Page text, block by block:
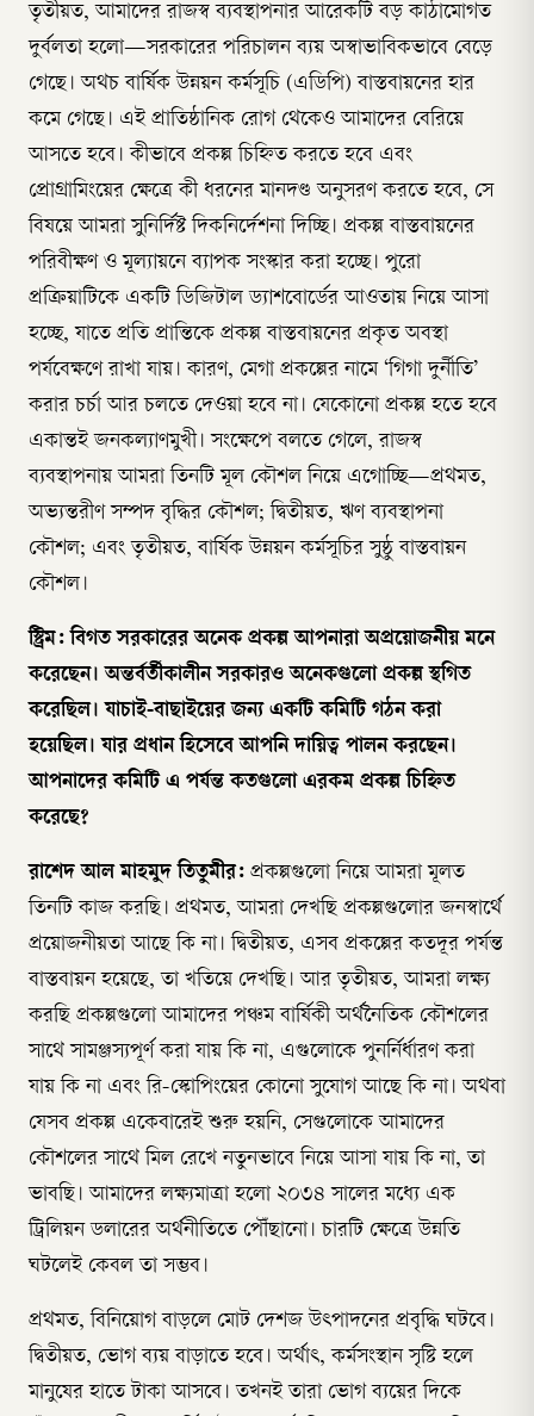
তৃতীয়ত, আমাদের রাজস্ব ব্যবস্থাপনার আরেকটি বড় কাঠামোগত
দুর্বলতা হলো—সরকারের পরিচালন ব্যয় অস্বাভাবিকভাবে বেড়ে
গেছে। অথচ বার্ষিক উন্নয়ন কর্মসূচি (এডিপি) বাস্তবায়নের হার
কমে গেছে। এই প্রাতিষ্ঠানিক রোগ থেকেও আমাদের বেরিয়ে
আসতে হবে। কীভাবে প্রকল্প চিহ্নিত করতে হবে এবং
প্রোগ্রামিংয়ের ক্ষেত্রে কী ধরনের মানদণ্ড অনুসরণ করতে হবে, সে
বিষয়ে আমরা সুনির্দিষ্ট দিকনির্দেশনা দিচ্ছি। প্রকল্প বাস্তবায়নের
পরিবীক্ষণ ও মূল্যায়নে ব্যাপক সংস্কার করা হচ্ছে। পুরো
প্রক্রিয়াটিকে একটি ডিজিটাল ড্যাশবোর্ডের আওতায় নিয়ে আসা
হচ্ছে, যাতে প্রতি প্রান্তিকে প্রকল্প বাস্তবায়নের প্রকৃত অবস্থা
পর্যবেক্ষণে রাখা যায়। কারণ, মেগা প্রকল্পের নামে ‘গিগা দুর্নীতি’
করার চর্চা আর চলতে দেওয়া হবে না। যেকোনো প্রকল্প হতে হবে
একান্তই জনকল্যাণমুখী। সংক্ষেপে বলতে গেলে, রাজস্ব
ব্যবস্থাপনায় আমরা তিনটি মূল কৌশল নিয়ে এগোচ্ছি—প্রথমত,
অভ্যন্তরীণ সম্পদ বৃদ্ধির কৌশল; দ্বিতীয়ত, ঋণ ব্যবস্থাপনা
কৌশল; এবং তৃতীয়ত, বার্ষিক উন্নয়ন কর্মসূচির সুষ্ঠু বাস্তবায়ন
কৌশল।
স্ট্রিম: বিগত সরকারের অনেক প্রকল্প আপনারা অপ্রয়োজনীয় মনে
করেছেন। অন্তর্বর্তীকালীন সরকারও অনেকগুলো প্রকল্প স্থগিত
করেছিল। যাচাই-বাছাইয়ের জন্য একটি কমিটি গঠন করা
হয়েছিল। যার প্রধান হিসেবে আপনি দায়িত্ব পালন করছেন।
আপনাদের কমিটি এ পর্যন্ত কতগুলো এরকম প্রকল্প চিহ্নিত
করেছে?
রাশেদ আল মাহমুদ তিতুমীর: প্রকল্পগুলো নিয়ে আমরা মূলত
তিনটি কাজ করছি। প্রথমত, আমরা দেখছি প্রকল্পগুলোর জনস্বার্থে
প্রয়োজনীয়তা আছে কি না। দ্বিতীয়ত, এসব প্রকল্পের কতদূর পর্যন্ত
বাস্তবায়ন হয়েছে, তা খতিয়ে দেখছি। আর তৃতীয়ত, আমরা লক্ষ্য
করছি প্রকল্পগুলো আমাদের পঞ্চম বার্ষিকী অর্থনৈতিক কৌশলের
সাথে সামঞ্জস্যপূর্ণ করা যায় কি না, এগুলোকে পুনর্নির্ধারণ করা
যায় কি না এবং রি-স্কোপিংয়ের কোনো সুযোগ আছে কি না। অথবা
যেসব প্রকল্প একেবারেই শুরু হয়নি, সেগুলোকে আমাদের
কৌশলের সাথে মিল রেখে নতুনভাবে নিয়ে আসা যায় কি না, তা
ভাবছি। আমাদের লক্ষ্যমাত্রা হলো ২০৩৪ সালের মধ্যে এক
ট্রিলিয়ন ডলারের অর্থনীতিতে পৌঁছানো। চারটি ক্ষেত্রে উন্নতি
ঘটলেই কেবল তা সম্ভব।
প্রথমত, বিনিয়োগ বাড়লে মোট দেশজ উৎপাদনের প্রবৃদ্ধি ঘটবে।
দ্বিতীয়ত, ভোগ ব্যয় বাড়াতে হবে। অর্থাৎ, কর্মসংস্থান সৃষ্টি হলে
মানুষের হাতে টাকা আসবে। তখনই তারা ভোগ ব্যয়ের দিকে